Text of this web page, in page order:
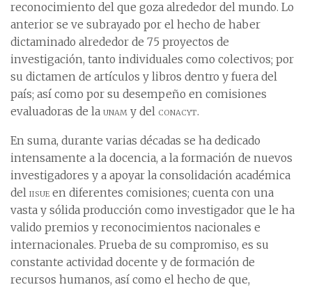
reconocimiento del que goza alrededor del mundo. Lo
anterior se ve subrayado por el hecho de haber
dictaminado alrededor de 75 proyectos de
investigación, tanto individuales como colectivos; por
su dictamen de artículos y libros dentro y fuera del
país; así como por su desempeño en comisiones
evaluadoras de la unam y del conacyt.
En suma, durante varias décadas se ha dedicado
intensamente a la docencia, a la formación de nuevos
investigadores y a apoyar la consolidación académica
del iisueen diferentes comisiones; cuenta con una
vasta y sólida producción como investigador que le ha
valido premios y reconocimientos nacionales e
internacionales. Prueba de su compromiso, es su
constante actividad docente y de formación de
recursos humanos, así como el hecho de que,